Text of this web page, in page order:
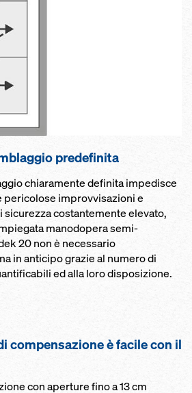
predefinita
chiaramente definita impedisce
pericolose improvvisazioni e
sicurezza costantemente elevato,
manodopera semi-
20 non è necessario
in anticipo grazie al numero di
ed alla loro disposizione.
compensazione è facile con il
con aperture fino a 13 cm